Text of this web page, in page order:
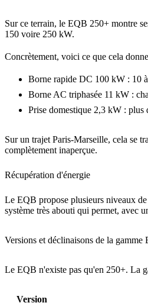
Sur ce terrain, le EQB 250+ montre
150 voire 250 kW.
Concrètement, voici ce que cela
Borne rapide DC 100 kW : 10
Borne AC triphasée 11 kW :
Prise domestique 2,3 kW : plus
Sur un trajet Paris-Marseille, cela se
complètement inaperçue.
Récupération d'énergie
Le EQB propose plusieurs niveaux
système très abouti qui permet, avec
Versions et déclinaisons de la gamme
Le EQB n'existe pas qu'en 250+. La
Version